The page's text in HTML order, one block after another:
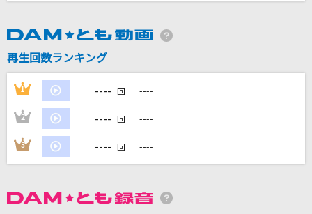
Kalafina
カラオケ最新情報をチェック！
再生回数ランキング
1 ---- 回 ----
2 ---- 回 ----
3 ---- 回 ----